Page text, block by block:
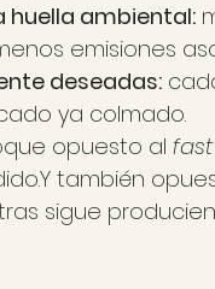
huella ambiental:
emisiones
deseadas:
ya colmado.
opuesto al
también
sigue